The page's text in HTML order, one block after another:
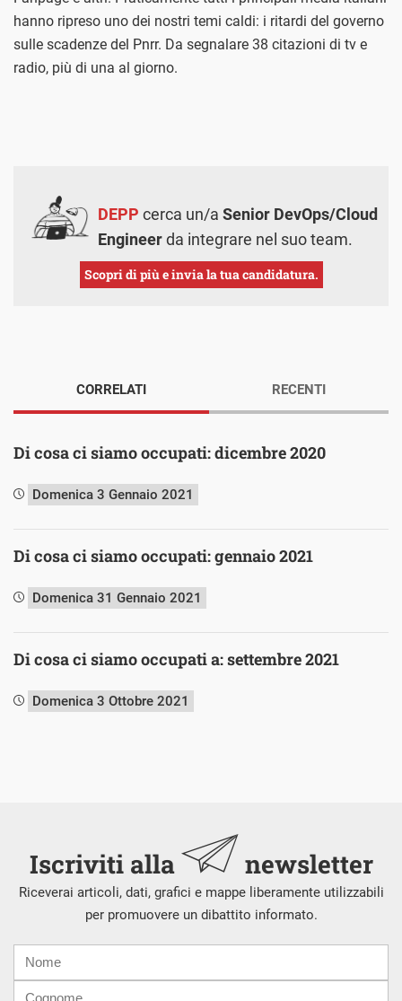
hanno ripreso uno dei nostri temi caldi: i ritardi del governo
sulle scadenze del Pnrr. Da segnalare 38 citazioni di tv e
radio, più di una al giorno.
DEPP cerca un/a Senior DevOps/Cloud
Engineerda integrare nel suo team.
Scopri di più e invia la tua candidatura.
CORRELATI
Di cosa ci siamo occupati: dicembre 2020
Domenica 3 Gennaio 2021
Di cosa ci siamo occupati: gennaio 2021
Domenica 31 Gennaio 2021
Di cosa ci siamo occupati a: settembre 2021
Domenica 3 Ottobre 2021
RECENTI
Iscriviti alla newsletter
Riceverai articoli, dati, grafici e mappe liberamente utilizzabili
per promuovere un dibattito informato.
mail